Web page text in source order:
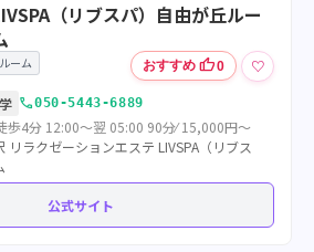
（リブスパ）自由が丘ルー
ルーム おすすめ thumb_up0
♡
call050-5443-6889
歩4分 12:00～翌 05:00 90分⁄ 15,000円～
リラクゼーションエステ LIVSPA（リブス
公式サイト